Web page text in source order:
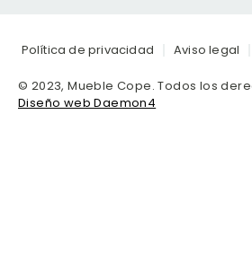
© 2023, Mueble Cope. Todos los
Diseño web Daemon4
Política de privacidad Aviso legal